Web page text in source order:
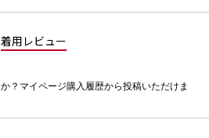
着用レビュー
？マイページ購入履歴から投稿いただけま